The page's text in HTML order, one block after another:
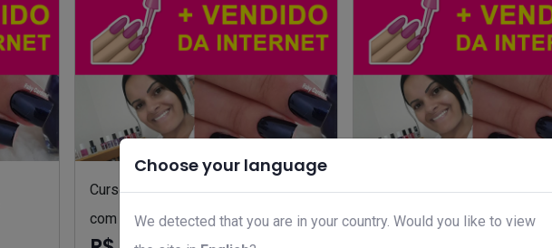
Choose your language
We detected that you are in your country. Would you like to view
Curso de cutilagem para manicures
com faby cardoso
Curso de cutilagem para
com faby cardoso